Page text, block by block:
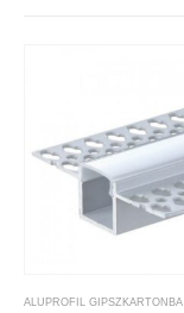
ALUPROFIL GIPSZKARTONBA